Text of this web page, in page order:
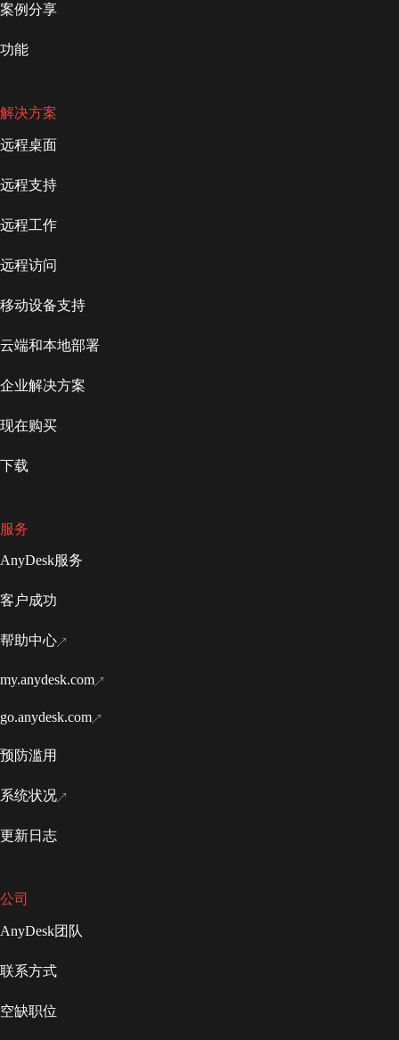
案例分享
功能
解决方案
远程桌面
远程支持
远程工作
远程访问
移动设备支持
云端和本地部署
企业解决方案
现在购买
下载
服务
AnyDesk服务
客户成功
帮助中心
my.anydesk.com
go.anydesk.com
预防滥用
系统状况
更新日志
公司
AnyDesk团队
联系方式
空缺职位